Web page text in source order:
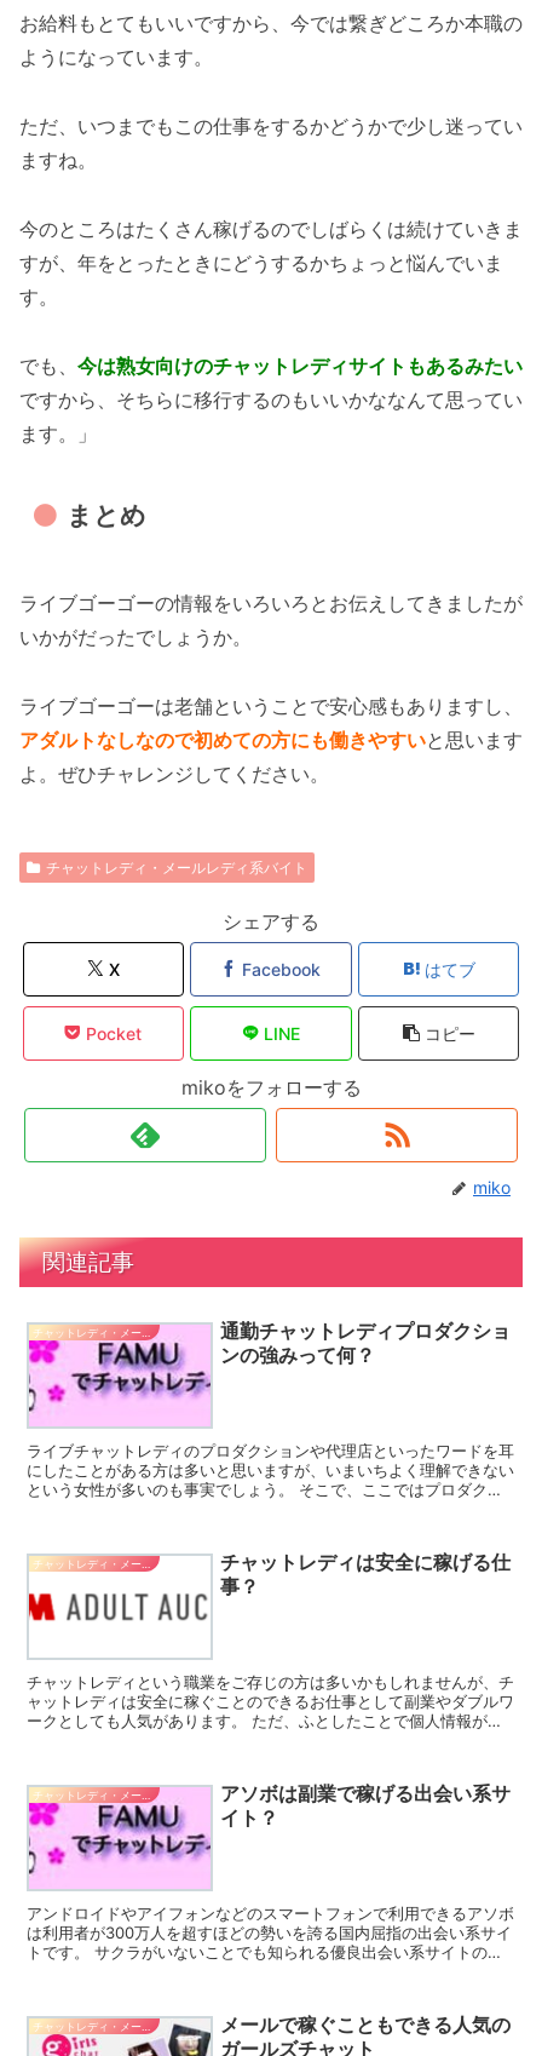
お給料もとてもいいですから、今では繋ぎどころか本職の
ようになっています。
ただ、いつまでもこの仕事をするかどうかで少し迷ってい
ますね。
今のところはたくさん稼げるのでしばらくは続けていきま
すが、年をとったときにどうするかちょっと悩んでいま
す。
でも、 今は熟女向けのチャットレディサイトもあるみたい
ですから、そちらに移行するのもいいかななんて思ってい
ます。」
まとめ
ライブゴーゴーの情報をいろいろとお伝えしてきましたが
いかがだったでしょうか。
ライブゴーゴーは老舗ということで安心感もありますし、
アダルトなしなので初めての方にも働きやすいと思います
よ。ぜひチャレンジしてください。
チャットレディ・メールレディ系バイト
シェアする
X Facebook はてブ
Pocket LINE コピー
mikoをフォローする
miko
関連記事
通勤チャットレディプロダクショ
ンの強みって何？
ライブチャットレディのプロダクションや代理店といったワードを耳
にしたことがある方は多いと思いますが、いまいちよく理解できない
という女性が多いのも事実でしょう。 そこで、ここではプロダクシ
チャットレディは安全に稼げる仕
事？
チャットレディという職業をご存じの方は多いかもしれませんが、チ
ャットレディは安全に稼ぐことのできるお仕事として副業やダブルワ
ークとしても人気があります。 ただ、ふとしたことで個人情報が流
アソボは副業で稼げる出会い系サ
イト？
アンドロイドやアイフォンなどのスマートフォンで利用できるアソボ
は利用者が300万人を超すほどの勢いを誇る国内屈指の出会い系サイ
トです。 サクラがいないことでも知られる優良出会い系サイトの一
チャットレディ・メールレディ系バイト
メールで稼ぐこともできる人気の
ガールズチャット